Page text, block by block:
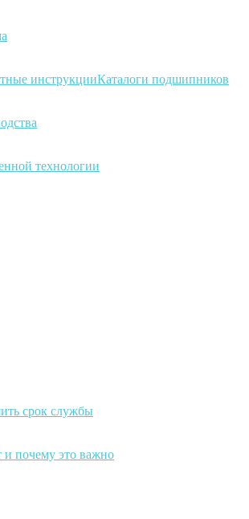
инструкцииКаталоги подшипников
технологии
срок службы
и почему это важно